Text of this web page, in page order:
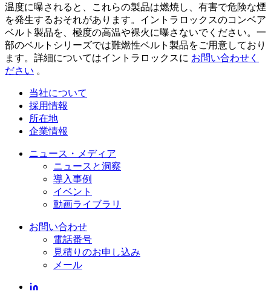
温度に曝されると、これらの製品は燃焼し、有害で危険な煙
を発生するおそれがあります。イントラロックスのコンベア
ベルト製品を、極度の高温や裸火に曝さないでください。一
部のベルトシリーズでは難燃性ベルト製品をご用意しており
ます。詳細についてはイントラロックスに お問い合わせく
ださい 。
当社について
採用情報
所在地
企業情報
ニュース・メディア
ニュースと洞察
導入事例
イベント
動画ライブラリ
お問い合わせ
電話番号
見積りのお申し込み
メール